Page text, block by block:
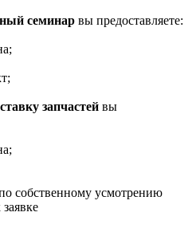
семинар вы предоставляете:
запчастей вы
собственному усмотрению